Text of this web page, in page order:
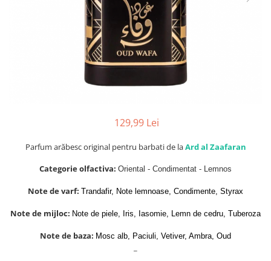
Parfumuri Fructate
Parfumuri Lemnoase
Parfumuri Persistente
Parfumuri Vanilate
Parfumuri de IARNA
Idei de Cadouri
Cadouri pentru EL
129,99 Lei
Parfum arăbesc original pentru barbati de laArd al Zaafaran
Categorie olfactiva: Oriental - Condimentat - Lemnos
Note de varf: Trandafir, Note lemnoase, Condimente, Styrax
Note de mijloc: Note de piele, Iris, Iasomie, Lemn de cedru, Tuberoza
Note de baza: Mosc alb, Paciuli, Vetiver, Ambra, Oud